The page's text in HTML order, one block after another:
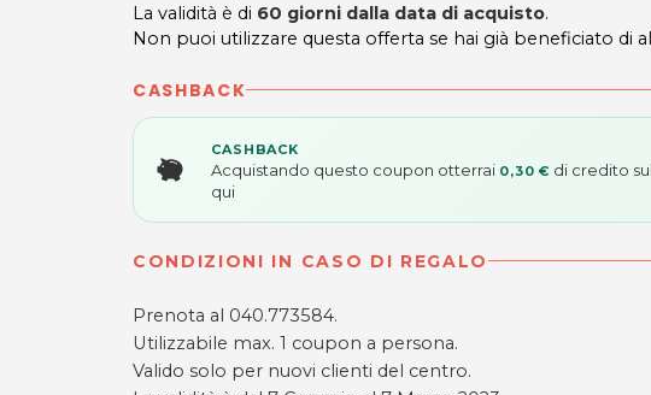
La validità è di 60 giorni dalla data di acquisto.
Non puoi utilizzare questa offerta se hai già beneficiato di
CASHBACK
CASHBACK
Acquistando questo coupon otterrai 0,30 € di credito
qui
CONDIZIONI IN CASO DI REGALO
Prenota al 040.773584.
Utilizzabile max. 1 coupon a persona.
Valido solo per nuovi clienti del centro.